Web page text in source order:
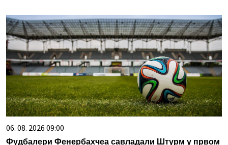
06. 08. 2026 09:00
Фудбалери Фенербахчеа савладали Штурм у првом